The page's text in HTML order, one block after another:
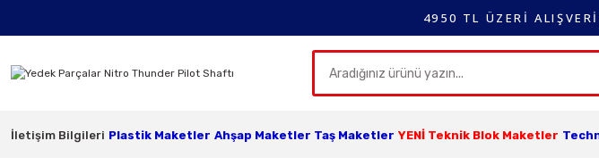
4950 TL ÜZERİ
İletişim Bilgileri Plastik Maketler Ahşap Maketler Taş Maketler YENİ Teknik Blok Maketler